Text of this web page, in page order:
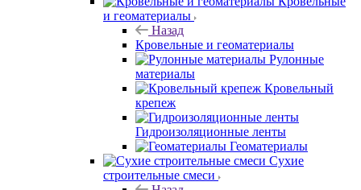
и геоматериалы
Назад
Кровельные и геоматериалы
Рулонные
материалы
Кровельный
крепеж
Гидроизоляционные ленты
Геоматериалы
Сухие
строительные смеси